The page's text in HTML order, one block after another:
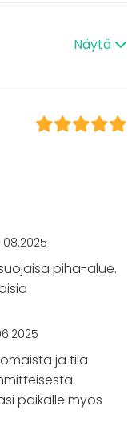
Näytä
piha-alue.
ja tila
paikalle myös